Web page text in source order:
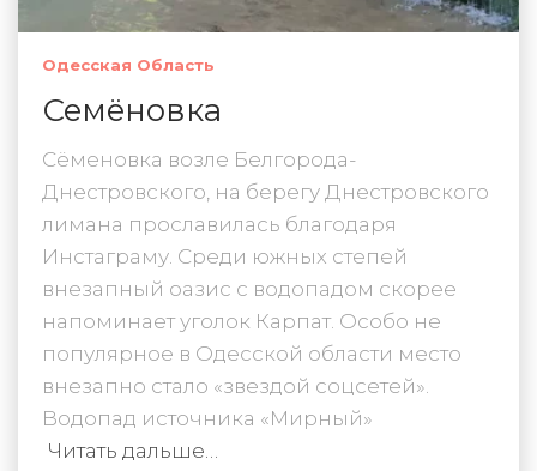
Одесская Область
Семёновка
Сёменовка возле Белгорода-
Днестровского, на берегу Днестровского
лимана прославилась благодаря
Инстаграму. Среди южных степей
внезапный оазис с водопадом скорее
напоминает уголок Карпат. Особо не
популярное в Одесской области место
внезапно стало «звездой соцсетей».
Водопад источника «Мирный»
Читать дальше…